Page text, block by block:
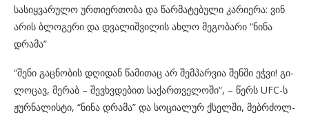
სასიყვარულო ურთიერთობა და წარმატებული კარიერა: ვინ
არის ბლოგერი და დვალიშვილის ახლო მეგობარი “ნინა
დრამა”
“შენი გაც­ნო­ბის დღი­დან წა­მი­თაც არ შემ­პარ­ვია შენ­ში ეჭვი! გი­
ლო­ცავ, მე­რაბ – შევ­ხვდე­ბით სა­ქარ­თვე­ლო­ში“, – წერს UFC-ს
ჟურ­ნა­ლის­ტი, “ნინა დრა­მა” და სო­ცი­ა­ლურ ქსელ­ში, მებ­რძოლ­